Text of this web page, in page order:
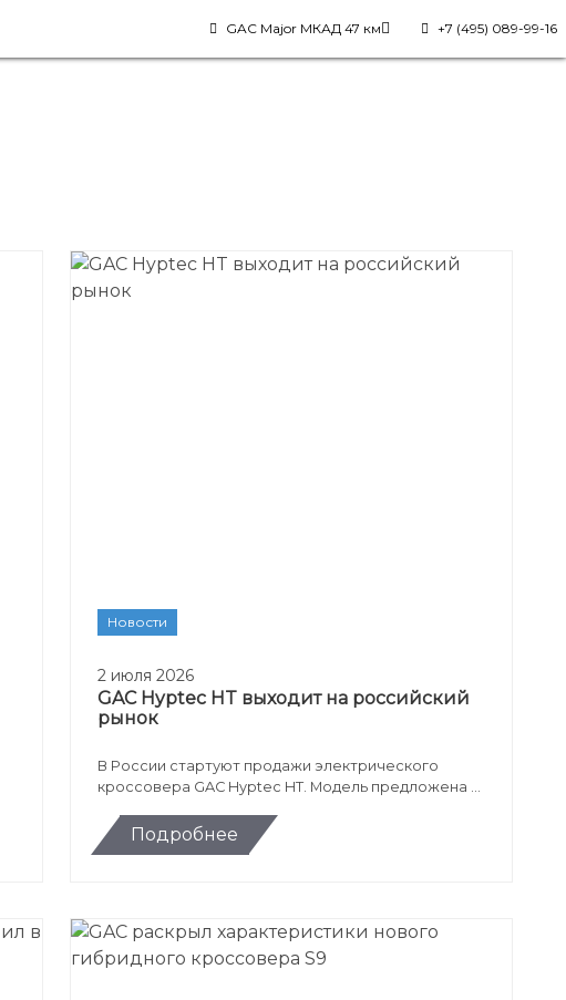
GAC Major МКАД 47 км +7 (495) 089-99-16
Новости
2 июля 2026
GAC Hyptec HT выходит на российский
рынок
В России стартуют продажи электрического
кроссовера GAC Hyptec HT. Модель предложена в
км, быстрой зарядкой, сервисами Яндекса и ценой
от 5 699 000 рублей.
Подробнее